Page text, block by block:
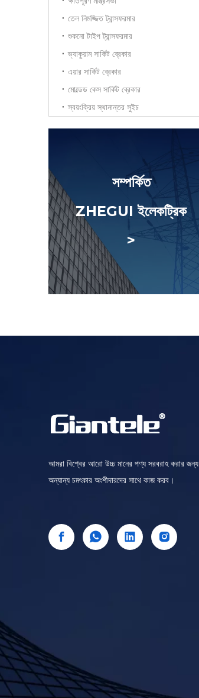
তেল নিমজ্জিত ট্রান্সফরমার
শুকনো টাইপ ট্রান্সফরমার
ভ্যাকুয়াম সার্কিট ব্রেকার
এয়ার সার্কিট ব্রেকার
মোল্ডেড কেস সার্কিট ব্রেকার
স্বয়ংক্রিয় স্থানান্তর সুইচ
সম্পর্কিত
ZHEGUI ইলেকট্রিক
>
আমরা বিশ্বের আরো উচ্চ মানের পণ্য সরবরাহ করার জন্য
অন্যান্য চমৎকার অংশীদারদের সাথে কাজ করব।